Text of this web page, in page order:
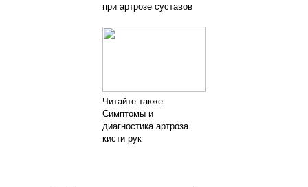
при артрозе суставов
Читайте также:
Симптомы и
диагностика артроза
кисти рук